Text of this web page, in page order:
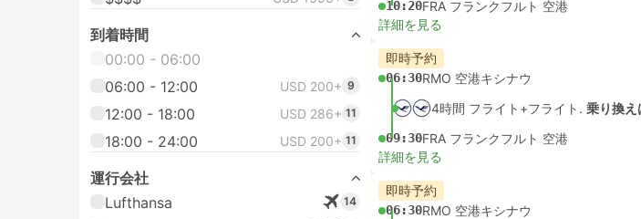
到着時間
00:00 - 06:00
06:00 - 12:00
USD 200+ 9
12:00 - 18:00 USD 286+ 11
18:00 - 24:00 USD 200+ 11
運行会社
Lufthansa
14
10:20FRA フランクフルト 空港
詳細を見る
即時予約
06:30RMO 空港キシナウ
4時間 フライト+フライト. 乗り換えは保証
09:30FRA フランクフルト 空港
詳細を見る
即時予約
06:30RMO 空港キシナウ